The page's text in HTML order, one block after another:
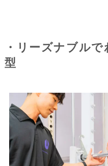
・リーズナブル
型